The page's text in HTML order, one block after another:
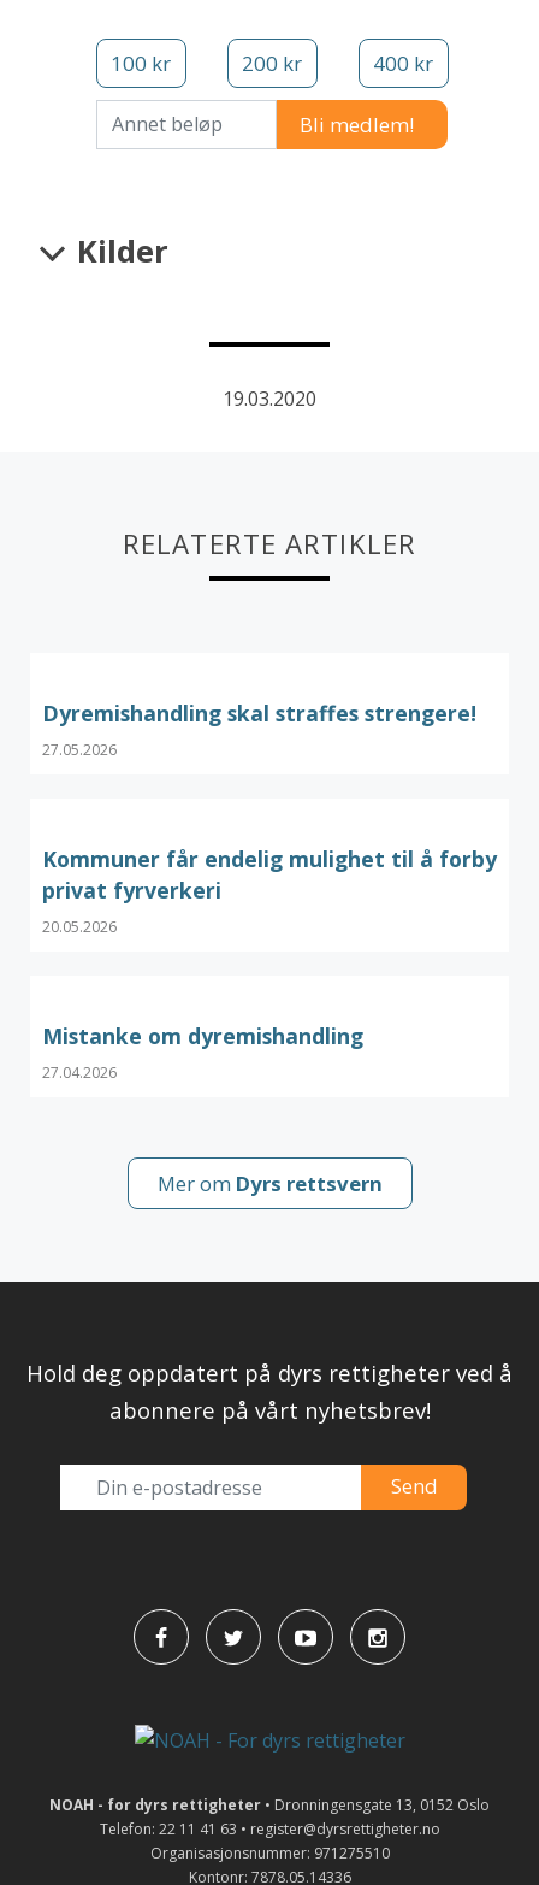
100 kr 200 kr 400 kr
Annet beløp
Kilder
19.03.2020
RELATERTE ARTIKLER
Dyremishandling skal straffes strengere!
27.05.2026
Kommuner får endelig mulighet til å forby
privat fyrverkeri
20.05.2026
Mistanke om dyremishandling
27.04.2026
Mer om Dyrs rettsvern
Hold deg oppdatert på dyrs rettigheter ved å
abonnere på vårt nyhetsbrev!
NOAH - for dyrs rettigheter • Dronningensgate 13, 0152 Oslo
Telefon: 22 11 41 63 • register@dyrsrettigheter.no
Organisasjonsnummer: 971275510
Kontonr: 7878.05.14336